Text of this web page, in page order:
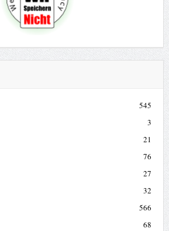
545
3
21
76
27
32
566
68